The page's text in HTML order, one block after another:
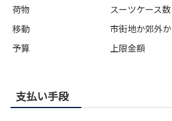
荷物
スーツケース数
移動
市街地か郊外か
予算
上限金額
支払い手段